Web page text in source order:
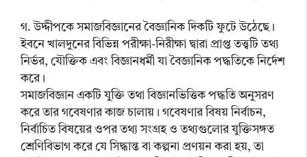
গ. উদ্দীপকে সমাজবিজ্ঞানের বৈজ্ঞানিক দিকটি ফুটে উঠেছে।
ইবনে খালদুনের বিভিন্ন পরীক্ষা-নিরীক্ষা দ্বারা প্রাপ্ত তত্ত্বটি তথ্য
নির্ভর, যৌক্তিক এবং বিজ্ঞানধর্মী যা বৈজ্ঞানিক পদ্ধতিকে নির্দেশ
করে।
সমাজবিজ্ঞান একটি যুক্তি তথা বিজ্ঞানভিত্তিক পদ্ধতি অনুসরণ
করে তার গবেষণার কাজ চালায়। গবেষণার বিষয় নির্বাচন,
নির্বাচিত বিষয়ের ওপর তথ্য সংগ্রহ ও তথ্যগুলোর যুক্তিসঙ্গত
শ্রেণিবিভাগ করে যে সিদ্ধান্ত বা কল্পনা প্রণয়ন করা হয়, তা